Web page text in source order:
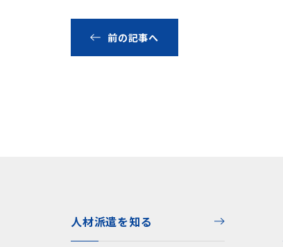
前の記事へ
人材派遣を知る